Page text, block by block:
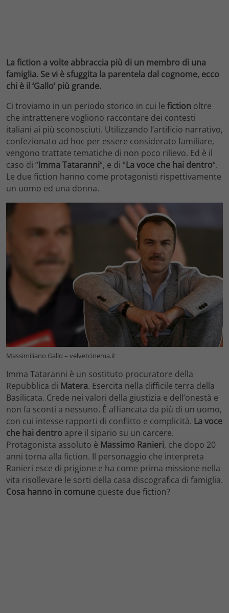
La fiction a volte abbraccia più di un membro di una
famiglia. Se vi è sfuggita la parentela dal cognome, ecco
chi è il ‘Gallo’ più grande.
Ci troviamo in un periodo storico in cui le fiction oltre
che intrattenere vogliono raccontare dei contesti
italiani ai più sconosciuti. Utilizzando l’artificio narrativo,
confezionato ad hoc per essere considerato familiare,
vengono trattate tematiche di non poco rilievo. Ed è il
caso di “Imma Tataranni“, e di “La voce che hai dentro“.
Le due fiction hanno come protagonisti rispettivamente
un uomo ed una donna.
Massimiliano Gallo – velvetcinema.it
Imma Tataranni è un sostituto procuratore della
Repubblica di Matera. Esercita nella difficile terra della
Basilicata. Crede nei valori della giustizia e dell’onestà e
non fa sconti a nessuno. È affiancata da più di un uomo,
con cui intesse rapporti di conflitto e complicità. La voce
che hai dentro apre il sipario su un carcere.
Protagonista assoluto è Massimo Ranieri, che dopo 20
anni torna alla fiction. Il personaggio che interpreta
Ranieri esce di prigione e ha come prima missione nella
vita risollevare le sorti della casa discografica di famiglia.
Cosa hanno in comune queste due fiction?